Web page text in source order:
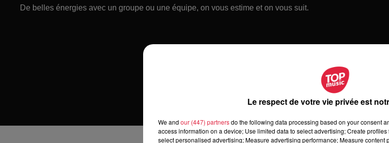
De belles énergies avec un groupe ou une équipe, on vous estime et on vous suit.
Le respect de votre vie privée est
We and our (447) partnersdo the following data processing based on your consent
access information on a device; Use limited data to select advertising; Create
select personalised advertising; Measure advertising performance; Measure